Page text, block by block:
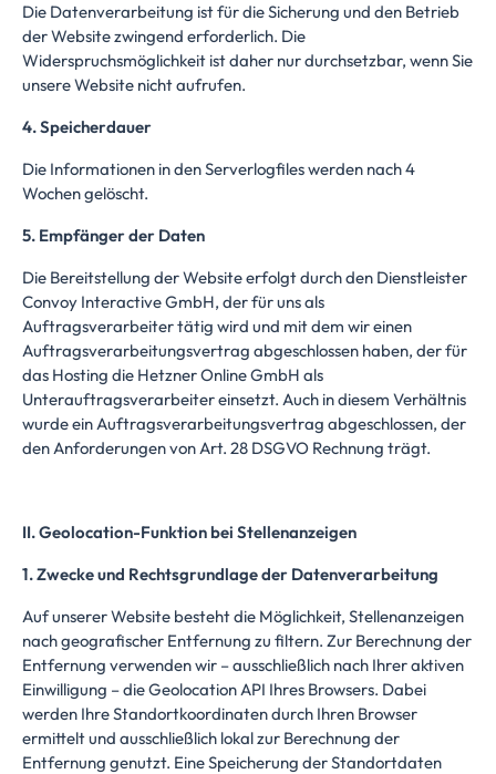
Die Datenverarbeitung ist für die Sicherung und den Betrieb
der Website zwingend erforderlich. Die
Widerspruchsmöglichkeit ist daher nur durchsetzbar, wenn Sie
unsere Website nicht aufrufen.
4. Speicherdauer
Die Informationen in den Serverlogfiles werden nach 4
Wochen gelöscht.
5. Empfänger der Daten
Die Bereitstellung der Website erfolgt durch den Dienstleister
Convoy Interactive GmbH, der für uns als
Auftragsverarbeiter tätig wird und mit dem wir einen
Auftragsverarbeitungsvertrag abgeschlossen haben, der für
das Hosting die Hetzner Online GmbH als
Unterauftragsverarbeiter einsetzt. Auch in diesem Verhältnis
wurde ein Auftragsverarbeitungsvertrag abgeschlossen, der
den Anforderungen von Art. 28 DSGVO Rechnung trägt.
II. Geolocation-Funktion bei Stellenanzeigen
1. Zwecke und Rechtsgrundlage der Datenverarbeitung
Auf unserer Website besteht die Möglichkeit, Stellenanzeigen
nach geografischer Entfernung zu filtern. Zur Berechnung der
Entfernung verwenden wir – ausschließlich nach Ihrer aktiven
Einwilligung – die Geolocation API Ihres Browsers. Dabei
werden Ihre Standortkoordinaten durch Ihren Browser
ermittelt und ausschließlich lokal zur Berechnung der
Entfernung genutzt. Eine Speicherung der Standortdaten